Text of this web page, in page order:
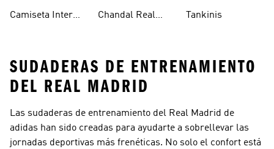
Camiseta Inter
Chandal Real
Madrid
Tankinis
SUDADERAS DE ENTRENAMIENTO
DEL REAL MADRID
Las sudaderas de entrenamiento del Real Madrid de
adidas han sido creadas para ayudarte a sobrellevar las
jornadas deportivas más frenéticas. No solo el confort está